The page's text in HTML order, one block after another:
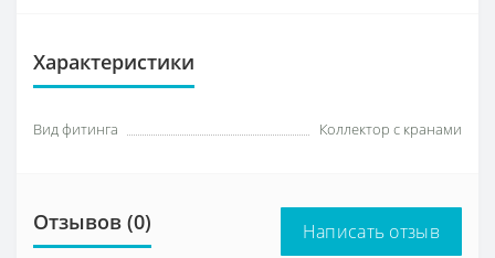
Характеристики
Вид фитинга Коллектор с кранами
Отзывов (0) Написать отзыв